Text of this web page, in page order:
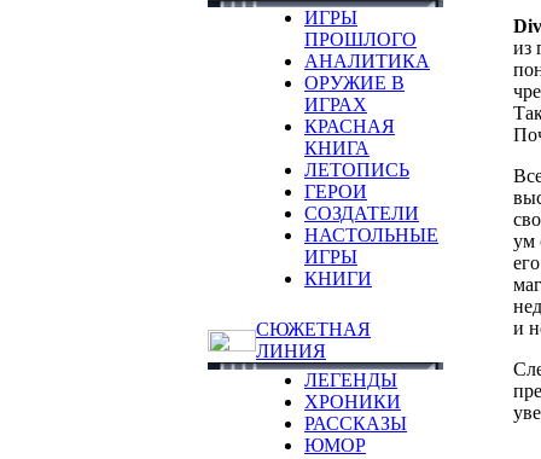
ИГРЫ
ПРОШЛОГО
АНАЛИТИКА
ОРУЖИЕ В
ИГРАХ
КРАСНАЯ
КНИГА
ЛЕТОПИСЬ
ГЕРОИ
СОЗДАТЕЛИ
НАСТОЛЬНЫЕ
ИГРЫ
КНИГИ
СЮЖЕТНАЯ
ЛИНИЯ
ЛЕГЕНДЫ
ХРОНИКИ
РАССКАЗЫ
ЮМОР
из
ум
и